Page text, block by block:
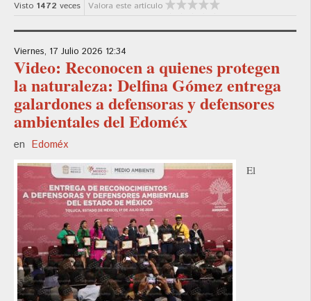
Visto 1472 veces Valora este artículo
Viernes, 17 Julio 2026 12:34
Video: Reconocen a quienes protegen
la naturaleza: Delfina Gómez entrega
galardones a defensoras y defensores
ambientales del Edoméx
en Edoméx
El